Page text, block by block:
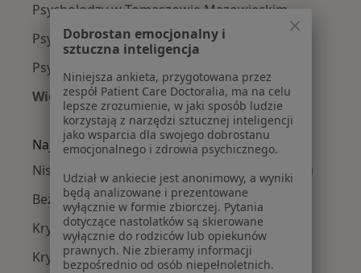
Psycholodzy w Tomaszowie Mazowieckim
Psycholodzy w Pajęcznie
Psycholodzy w Włoszczowie
Więcej (2)
Więcej w kategorii: W pobliżu Radomska
Najczęście leczone choroby
Niskie poczucie własnej wartości w Radomsku
Bezsenność w Radomsku
Kryzys emocjonalny w Radomsku
Kryzys życiowy w Radomsku
Dobrostan emocjonalny i
sztuczna inteligencja
Niniejsza ankieta, przygotowana przez
zespół Patient Care Doctoralia, ma na celu
lepsze zrozumienie, w jaki sposób ludzie
korzystają z narzędzi sztucznej inteligencji
jako wsparcia dla swojego dobrostanu
emocjonalnego i zdrowia psychicznego.
Udział w ankiecie jest anonimowy, a wyniki
będą analizowane i prezentowane
wyłącznie w formie zbiorczej. Pytania
dotyczące nastolatków są skierowane
wyłącznie do rodziców lub opiekunów
prawnych. Nie zbieramy informacji
bezpośrednio od osób niepełnoletnich.